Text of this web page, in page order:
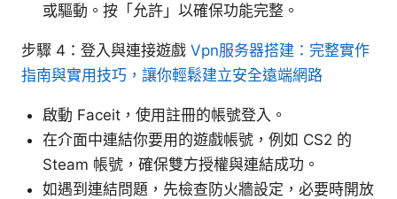
或驅動。按「允許」以確保功能完整。
步驟 4：登入與連接遊戲 Vpn服务器搭建：完整實作
指南與實用技巧，讓你輕鬆建立安全遠端網路
啟動 Faceit，使用註冊的帳號登入。
在介面中連結你要用的遊戲帳號，例如 CS2 的
Steam 帳號，確保雙方授權與連結成功。
如遇到連結問題，先檢查防火牆設定，必要時開放